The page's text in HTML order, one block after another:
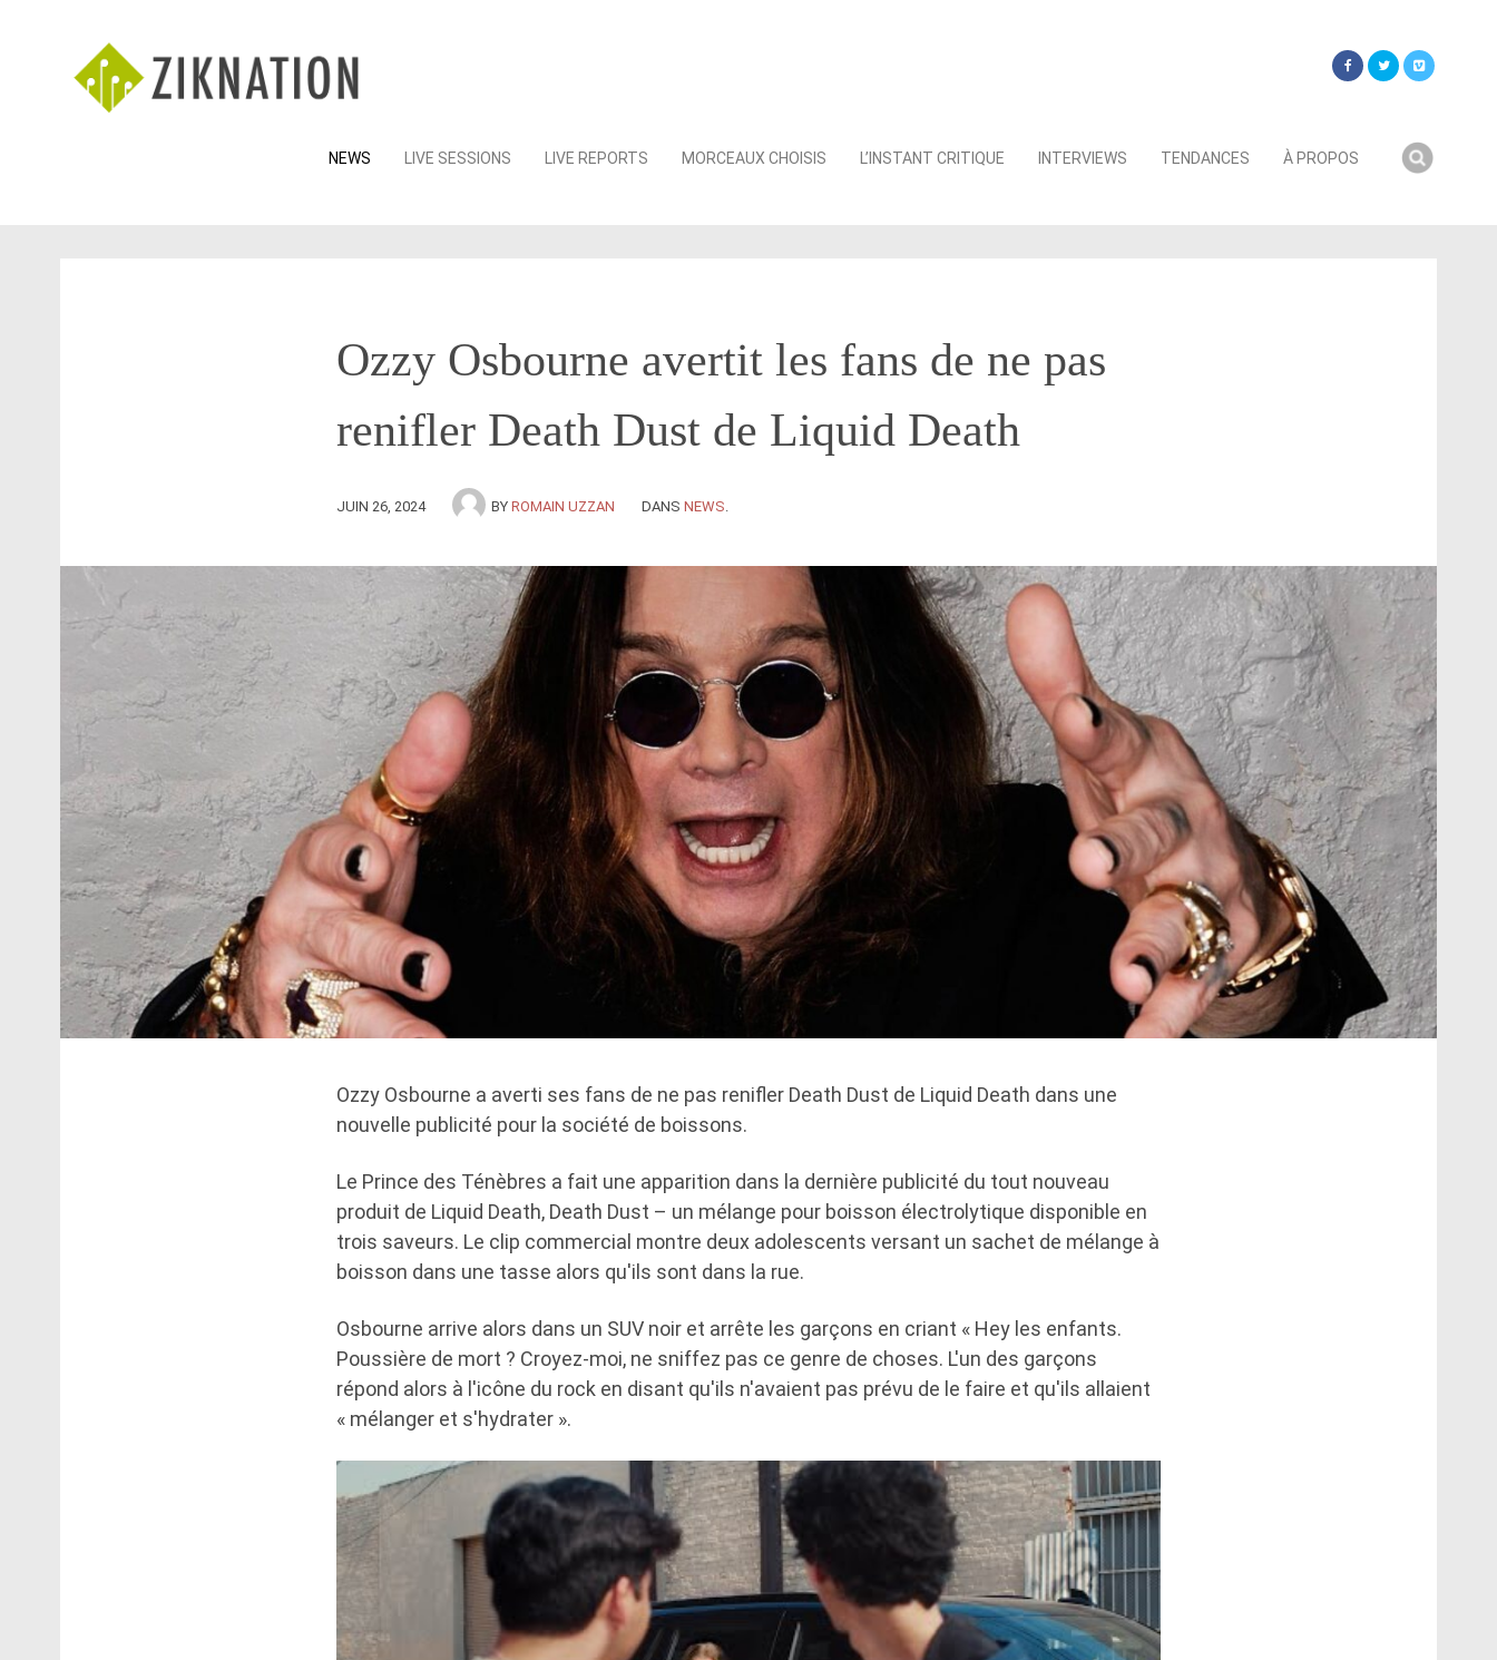
Skip
NEWS LIVE SESSIONS LIVE REPORTS MORCEAUX CHOISIS L’INSTANT CRITIQUE INTERVIEWS TENDANCES À PROPOS
Ozzy Osbourne avertit les fans de ne pas
renifler Death Dust de Liquid Death
JUIN 26, 2024 BY ROMAIN UZZAN DANS NEWS
Ozzy Osbourne a averti ses fans de ne pas renifler Death Dust de Liquid Death dans une
nouvelle publicité pour la société de boissons.
Le Prince des Ténèbres a fait une apparition dans la dernière publicité du tout nouveau
produit de Liquid Death, Death Dust – un mélange pour boisson électrolytique disponible en
trois saveurs. Le clip commercial montre deux adolescents versant un sachet de mélange à
boisson dans une tasse alors qu'ils sont dans la rue.
Osbourne arrive alors dans un SUV noir et arrête les garçons en criant « Hey les enfants.
Poussière de mort ? Croyez-moi, ne sniffez pas ce genre de choses. L'un des garçons
répond alors à l'icône du rock en disant qu'ils n'avaient pas prévu de le faire et qu'ils allaient
« mélanger et s'hydrater ».